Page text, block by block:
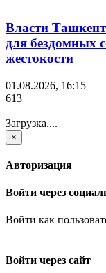
Власти
для бездомных
жестокости
01.08.2026, 16:15
613
Загрузка....
×
Авторизация
Войти через
Войти как
Войти через сайт